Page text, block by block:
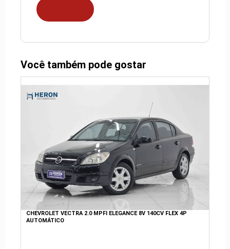
Você também pode gostar
CHEVROLET VECTRA 2.0 MPFI ELEGANCE 8V 140CV FLEX 4P
AUTOMÁTICO